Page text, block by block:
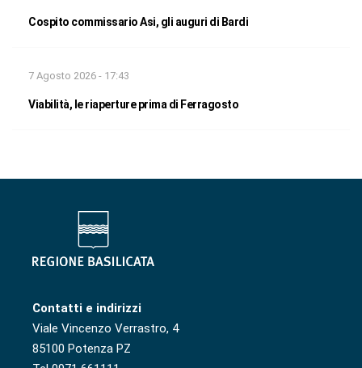
Cospito commissario Asi, gli auguri di Bardi
7 Agosto 2026 - 17:43
Viabilità, le riaperture prima di Ferragosto
Contatti e indirizzi
Viale Vincenzo Verrastro, 4
85100 Potenza PZ